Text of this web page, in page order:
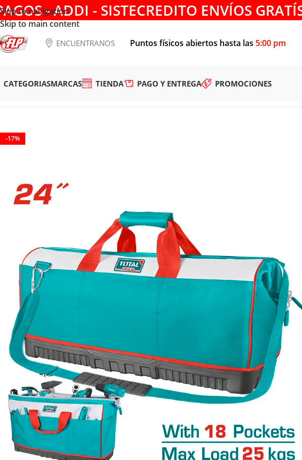
Skip to navigation
Skip to main content
- ADDI - SISTECREDITO ENVÍOS
ENCUENTRANOS Puntos físicos abiertos hasta las 5:00 pm
CATEGORIASMARCAS TIENDA PAGO Y ENTREGA PROMOCIONES
-17%